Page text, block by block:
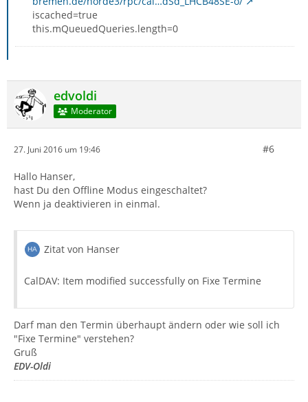
iscached=true
this.mQueuedQueries.length=0
edvoldi
Moderator
27. Juni 2016 um 19:46 #6
Hallo Hanser,
hast Du den Offline Modus eingeschaltet?
Wenn ja deaktivieren in einmal.
Zitat von Hanser
CalDAV: Item modified successfully on Fixe Termine
Darf man den Termin überhaupt ändern oder wie soll ich
"Fixe Termine" verstehen?
Gruß
EDV-Oldi